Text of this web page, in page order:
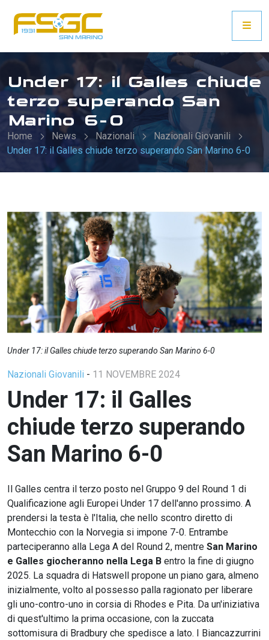
Under 17: il Galles chiude
terzo superando San
Marino 6-0
Home News Nazionali
Nazionali Giovanili
Under 17: il Galles chiude terzo superando San Marino 6-0
Under 17: il Galles chiude terzo superando San Marino 6-0
Nazionali Giovanili - 11 NOVEMBRE 2024
Under 17: il Galles
chiude terzo superando
San Marino 6-0
Il Galles centra il terzo posto nel Gruppo 9 del Round 1 di
Qualificazione agli Europei Under 17 dell'anno prossimo. A
prendersi la testa è l'Italia, che nello scontro diretto di
Montecchio con la Norvegia si impone 7-0. Entrambe
parteciperanno alla Lega A del Round 2, mentre San Marino
e Galles giocheranno nella Lega B entro la fine di giugno
2025. La squadra di Hatswell propone un piano gara, almeno
inizialmente, volto al possesso palla ragionato per liberare
gli uno-contro-uno in corsia di Rhodes e Pita. Da un'iniziativa
di quest'ultimo la prima occasione, con la zuccata
sottomisura di Bradbury che spedisce a lato. I Biancazzurrini